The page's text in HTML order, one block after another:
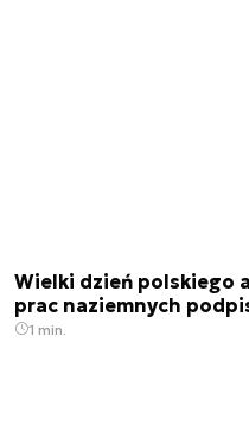
Wielki dzień polskiego
prac naziemnych
1 min.